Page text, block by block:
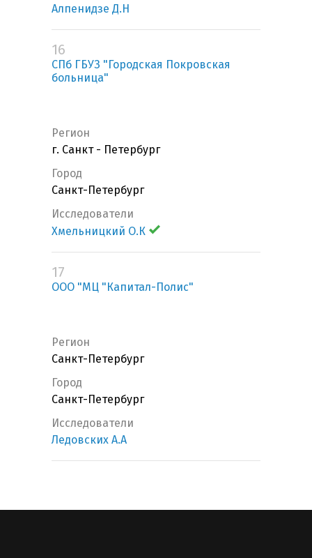
Алпенидзе Д.Н
16
СПб ГБУЗ "Городская Покровская
больница"
Регион
г. Санкт - Петербург
Город
Санкт-Петербург
Исследователи
Хмельницкий О.К
17
ООО "МЦ "Капитал-Полис"
Регион
Санкт-Петербург
Город
Санкт-Петербург
Исследователи
Ледовских А.А